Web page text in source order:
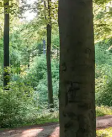
le bas pour les parcourir ou